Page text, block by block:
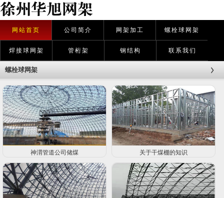
网站首页 公司简介 网架加工 螺栓球网架
焊接球网架 管桁架 钢结构 联系我们
螺栓球网架
神渭管道公司储煤 关于干煤棚的知识